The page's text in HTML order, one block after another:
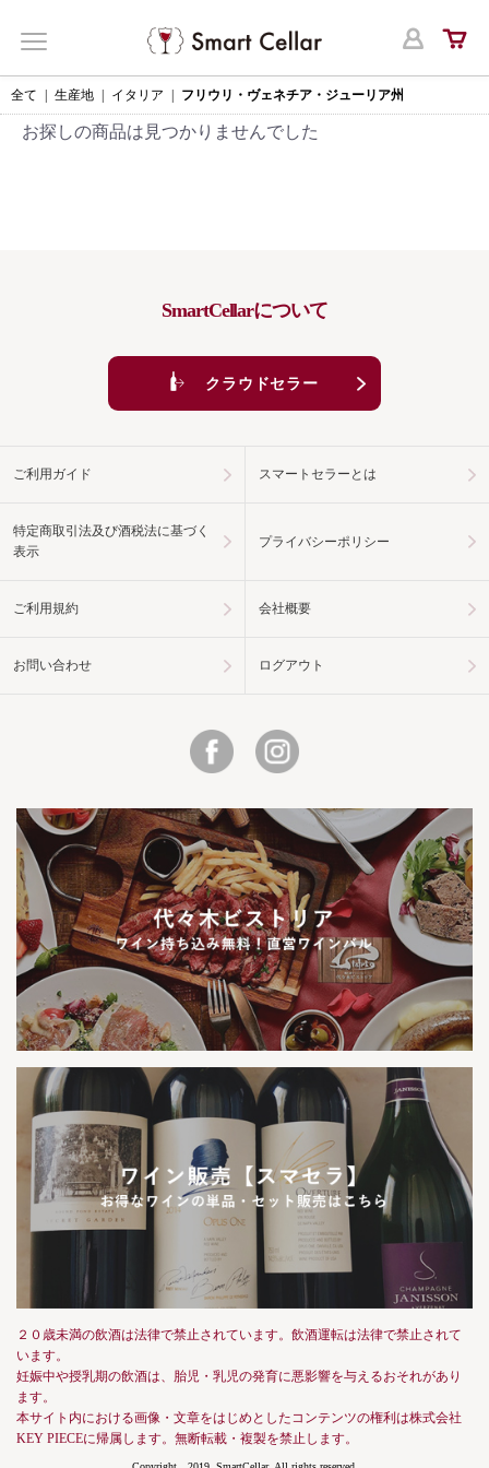
ロ
全て 生産地 イタリア フリウリ・ヴェネチア・ジューリア州
お探しの商品は見つかりませんでした
SmartCellarについて
クラウドセラー
ご利用ガイド スマートセラーとは
特定商取引法及び酒税法に基づく
表示
プライバシーポリシー
ご利用規約 会社概要
お問い合わせ ログアウト
Facebook
２０歳未満の飲酒は法律で禁止されています。飲酒運転は法律で禁止されて
います。
妊娠中や授乳期の飲酒は、胎児・乳児の発育に悪影響を与えるおそれがあり
ます。
本サイト内における画像・文章をはじめとしたコンテンツの権利は株式会社
KEY PIECEに帰属します。無断転載・複製を禁止します。